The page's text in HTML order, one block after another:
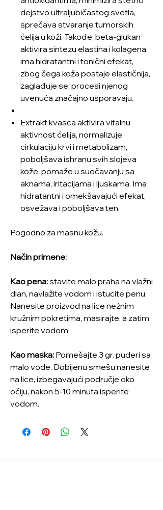
dejstvo ultraljubičastog svetla,
sprečava stvaranje tumorskih
ćelija u koži. Takođe, beta-glukan
aktivira sintezu elastina i kolagena,
ima hidratantni i tonični efekat,
zbog čega koža postaje elastičnija,
zaglađuje se, procesi njenog
uvenuća značajno usporavaju.
Extrakt kvasca aktivira vitalnu
aktivnost ćelija, normalizuje
cirkulaciju krvi i metabolizam,
poboljšava ishranu svih slojeva
kože, pomaže u suočavanju sa
aknama, iritacijama i ljuskama. Ima
hidratantni i omekšavajući efekat,
osvežava i poboljšava ten.
Pogodno za masnu kožu.
Način primene:
Kao pena:stavite malo praha na vlažni
dlan, navlažite vodom i istucite penu.
Nanesite proizvod na lice nežnim
kružnim pokretima, masirajte, a zatim
isperite vodom.
Kao maska: Pomešajte 3 gr. puderi sa
malo vode. Dobijenu smešu nanesite
na lice, izbegavajući područje oko
očiju, nakon 5-10 minuta isperite
vodom.